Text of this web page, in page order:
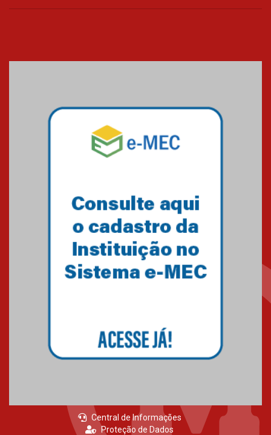
Central de Informações
Proteção de Dados